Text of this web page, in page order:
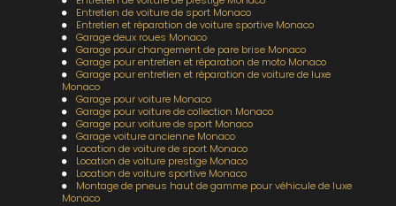
Entretien de voiture de sport Monaco
Entretien et réparation de voiture sportive Monaco
Garage deux roues Monaco
Garage pour changement de pare brise Monaco
Garage pour entretien et réparation de moto Monaco
Garage pour entretien et réparation de voiture de luxe
Monaco
Garage pour voiture Monaco
Garage pour voiture de collection Monaco
Garage pour voiture de sport Monaco
Garage voiture ancienne Monaco
Location de voiture de sport Monaco
Location de voiture prestige Monaco
Location de voiture sportive Monaco
Montage de pneus haut de gamme pour véhicule de luxe
Monaco